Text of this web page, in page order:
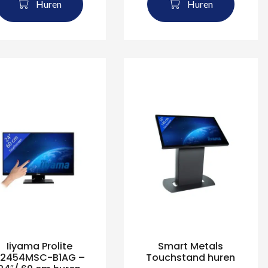
Huren Huren
Iiyama Prolite
B1AG –
Smart Metals
Touchstand huren